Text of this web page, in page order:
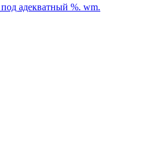
адекватный %. wm.